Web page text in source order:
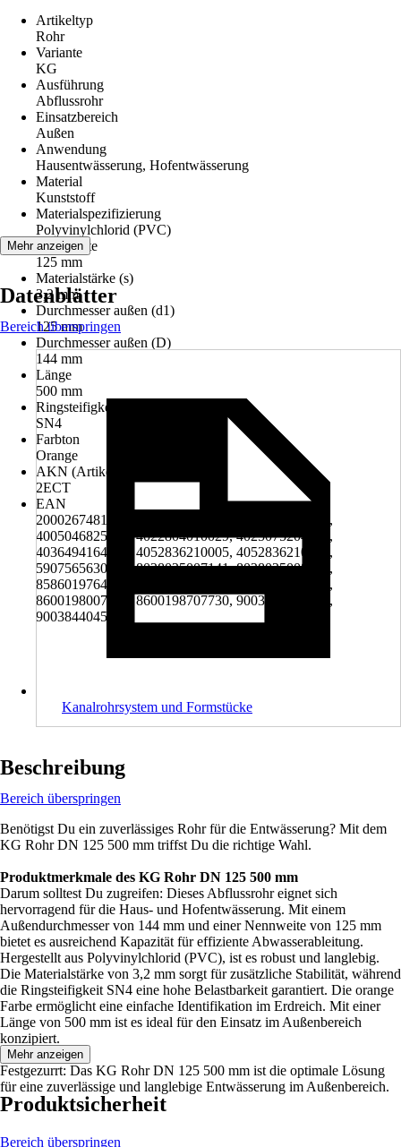
Artikeltyp
Rohr
Variante
KG
Ausführung
Abflussrohr
Einsatzbereich
Außen
Anwendung
Hausentwässerung, Hofentwässerung
Material
Kunststoff
Materialspezifizierung
Polyvinylchlorid (PVC)
Nennweite
125 mm
Materialstärke (s)
3,2 mm
Durchmesser außen (d1)
125 mm
Durchmesser außen (D)
144 mm
Länge
500 mm
Ringsteifigkeit
SN4
Farbton
Orange
AKN (Artikelkurznummer)
2ECT
EAN
2000267481008, 4002644095134, 4002644806525,
4005046825026, 4022804010029, 4025075204203,
4036494164559, 4052836210005, 4052836210012,
5907565630305, 8028025007141, 8028025008018,
8586019764055, 8590830258303, 8594169670065,
8600198007434, 8600198707730, 9003844006109,
9003844045429
Mehr anzeigen
Datenblätter
Bereich überspringen
Kanalrohrsystem und Formstücke
Beschreibung
Bereich überspringen
Benötigst Du ein zuverlässiges Rohr für die Entwässerung? Mit dem
KG Rohr DN 125 500 mm triffst Du die richtige Wahl.
Produktmerkmale des KG Rohr DN 125 500 mm
Darum solltest Du zugreifen: Dieses Abflussrohr eignet sich
hervorragend für die Haus- und Hofentwässerung. Mit einem
Außendurchmesser von 144 mm und einer Nennweite von 125 mm
bietet es ausreichend Kapazität für effiziente Abwasserableitung.
Hergestellt aus Polyvinylchlorid (PVC), ist es robust und langlebig.
Die Materialstärke von 3,2 mm sorgt für zusätzliche Stabilität, während
die Ringsteifigkeit SN4 eine hohe Belastbarkeit garantiert. Die orange
Farbe ermöglicht eine einfache Identifikation im Erdreich. Mit einer
Länge von 500 mm ist es ideal für den Einsatz im Außenbereich
konzipiert.
Festgezurrt: Das KG Rohr DN 125 500 mm ist die optimale Lösung
für eine zuverlässige und langlebige Entwässerung im Außenbereich.
Mehr anzeigen
Produktsicherheit
Bereich überspringen